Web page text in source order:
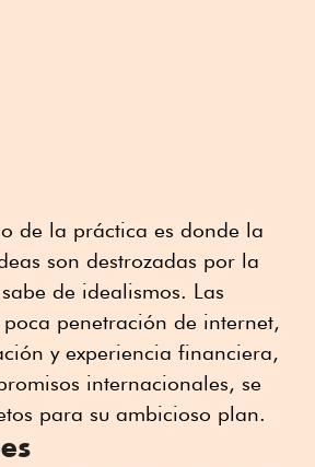
de la práctica es donde la
son destrozadas por la
de idealismos. Las
penetración de internet,
y experiencia financiera,
internacionales, se
para su ambicioso plan.